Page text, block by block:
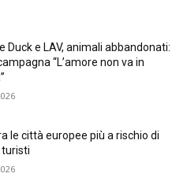
Duck e LAV, animali abbandonati:
“L’amore non va in
le città europee più a rischio di